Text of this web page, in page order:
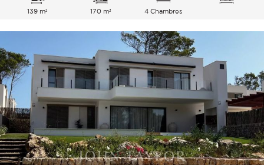
139 m² 170 m² 4 Chambres